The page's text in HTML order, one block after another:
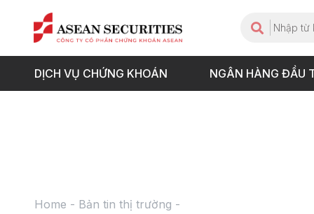
DỊCH VỤ CHỨNG KHOÁN NGÂN HÀNG ĐẦU
Home - Bản tin thị trường -